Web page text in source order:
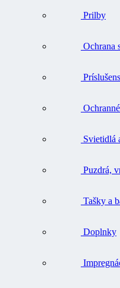
Prilby
Ochrana
Svietidlá
Puzdrá,
Tašky a
Doplnky